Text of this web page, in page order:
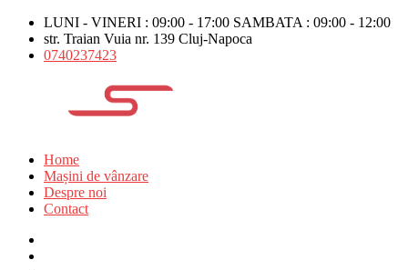
LUNI - VINERI : 09:00 - 17:00 SAMBATA : 09:00 - 12:00
str. Traian Vuia nr. 139 Cluj-Napoca
0740237423
Home
Mașini de vânzare
Despre noi
Contact